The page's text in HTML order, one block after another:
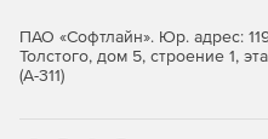
ПАО «Софтлайн». Юр. адрес:
Толстого, дом 5, строение 1,
(А-311)